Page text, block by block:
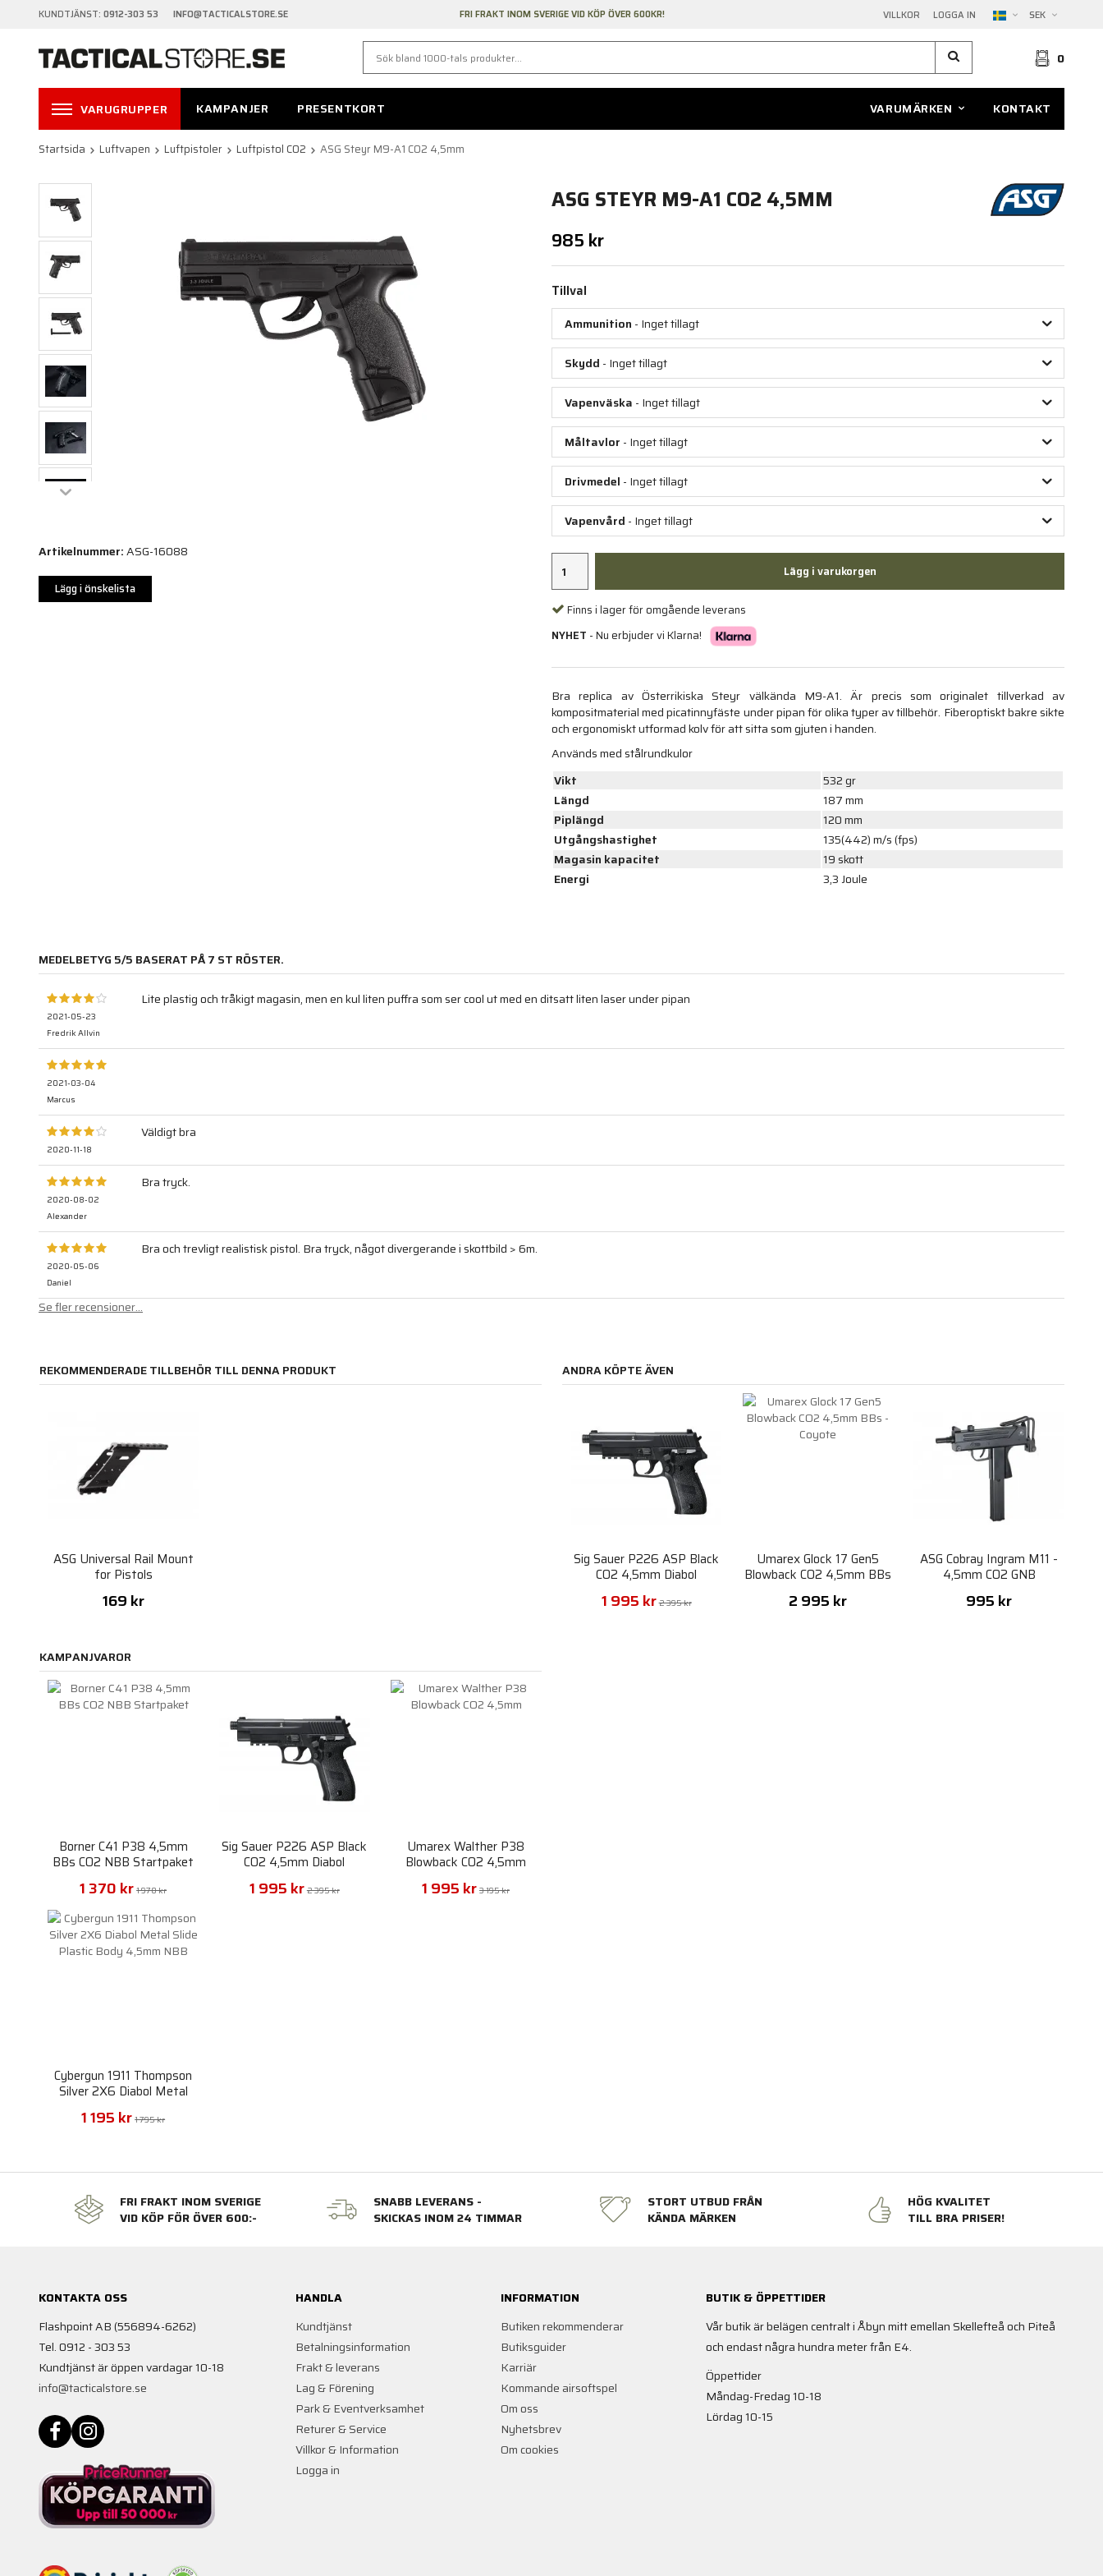
KUNDTJÄNST: 0912-303 53 INFO@TACTICALSTORE.SE VILLKOR LOGGA IN SEK
FRI FRAKT INOM SVERIGE VID KÖP ÖVER 600KR!
0
VARUGRUPPER KAMPANJER PRESENTKORT VARUMÄRKEN KONTAKT
Startsida Luftvapen Luftpistoler Luftpistol CO2 ASG Steyr M9-A1 CO2 4,5mm
ASG STEYR M9-A1 CO2 4,5MM
985 kr
Tillval
Ammunition - Inget tillagt
Skydd - Inget tillagt
Vapenväska - Inget tillagt
Måltavlor - Inget tillagt
Drivmedel - Inget tillagt
Vapenvård - Inget tillagt
Lägg i varukorgen
Finns i lager för omgående leverans
NYHET - Nu erbjuder vi Klarna!
Bra replica av Österrikiska Steyr välkända M9-A1. Är precis som originalet tillverkad av
kompositmaterial med picatinnyfäste under pipan för olika typer av tillbehör. Fiberoptiskt bakre sikte
och ergonomiskt utformad kolv för att sitta som gjuten i handen.
Används med stålrundkulor
Vikt
532 gr
Längd
187 mm
Piplängd
120 mm
Utgångshastighet
135(442) m/s (fps)
Magasin kapacitet
19 skott
Energi
3,3 Joule
Artikelnummer:ASG-16088
Lägg i önskelista
MEDELBETYG 5/5 BASERAT PÅ7 ST RÖSTER.
2021-05-23
Fredrik Allvin
Lite plastig och tråkigt magasin, men en kul liten puffra som ser cool ut med en ditsatt liten laser under pipan
2021-03-04
Marcus
2020-11-18
Väldigt bra
2020-08-02
Alexander
Bra tryck.
2020-05-06
Daniel
Bra och trevligt realistisk pistol. Bra tryck, något divergerande i skottbild > 6m.
Se fler recensioner...
REKOMMENDERADE TILLBEHÖR TILL DENNA PRODUKT
ASG Universal Rail Mount
for Pistols
169 kr
ANDRA KÖPTE ÄVEN
Sig Sauer P226 ASP Black
CO2 4,5mm Diabol
1 995 kr 2 395 kr
Umarex Glock 17 Gen5
Blowback CO2 4,5mm BBs
- Coyote
2 995 kr
ASG Cobray Ingram M11 -
4,5mm CO2 GNB
995 kr
KAMPANJVAROR
Borner C41 P38 4,5mm
BBs CO2 NBB Startpaket
1 370 kr 1 970 kr
Sig Sauer P226 ASP Black
CO2 4,5mm Diabol
1 995 kr 2 395 kr
Umarex Walther P38
Blowback CO2 4,5mm
1 995 kr 3 195 kr
Cybergun 1911 Thompson
Silver 2X6 Diabol Metal
Slide Plastic Body 4,5mm
NBB
1 195 kr 1 795 kr
FRI FRAKT INOM SVERIGE
VID KÖP FÖR ÖVER 600:-
SNABB LEVERANS -
SKICKAS INOM 24 TIMMAR
STORT UTBUD FRÅN
KÄNDA MÄRKEN
HÖG KVALITET
TILL BRA PRISER!
KONTAKTA OSS
Flashpoint AB (556894-6262)
Tel. 0912 - 303 53
Kundtjänst är öppen vardagar 10-18
info@tacticalstore.se
HANDLA
Kundtjänst
Betalningsinformation
Frakt & leverans
Lag & Förening
Park & Eventverksamhet
Returer & Service
Villkor & Information
Logga in
INFORMATION
Butiken rekommenderar
Butiksguider
Karriär
Kommande airsoftspel
Om oss
Nyhetsbrev
Om cookies
BUTIK & ÖPPETTIDER
Vår butik är belägen centralt i Åbyn mitt emellan Skellefteå och Piteå
och endast några hundra meter från E4.
Öppettider
Måndag-Fredag 10-18
Lördag 10-15